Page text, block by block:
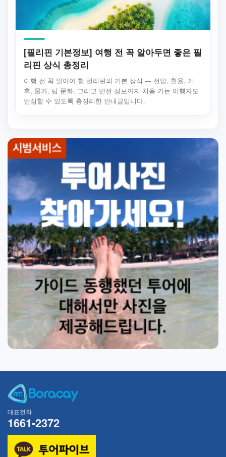
[필리핀 기본정보] 여행 전 꼭 알아두면 좋은 필
리핀 상식 총정리
여행 전 꼭 알아야 할 필리핀의 기본 상식 — 전압, 환율, 기
후, 물가, 팁 문화, 그리고 안전 정보까지 처음 가는 여행자도
안심할 수 있도록 총정리한 안내글입니다.
대표전화
1661-2372